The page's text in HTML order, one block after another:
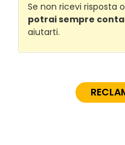
Se non ricevi risposta
potrai sempre
aiutarti.